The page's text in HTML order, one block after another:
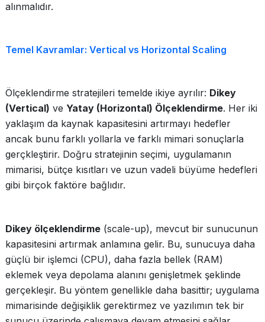
alınmalıdır.
Temel Kavramlar: Vertical vs Horizontal Scaling
Ölçeklendirme stratejileri temelde ikiye ayrılır: Dikey
(Vertical) ve Yatay (Horizontal) Ölçeklendirme. Her iki
yaklaşım da kaynak kapasitesini artırmayı hedefler
ancak bunu farklı yollarla ve farklı mimari sonuçlarla
gerçkleştirir. Doğru stratejinin seçimi, uygulamanın
mimarisi, bütçe kısıtları ve uzun vadeli büyüme hedefleri
gibi birçok faktöre bağlıdır.
Dikey ölçeklendirme (scale-up), mevcut bir sunucunun
kapasitesini artırmak anlamına gelir. Bu, sunucuya daha
güçlü bir işlemci (CPU), daha fazla bellek (RAM)
eklemek veya depolama alanını genişletmek şeklinde
gerçekleşir. Bu yöntem genellikle daha basittir; uygulama
mimarisinde değişiklik gerektirmez ve yazılımın tek bir